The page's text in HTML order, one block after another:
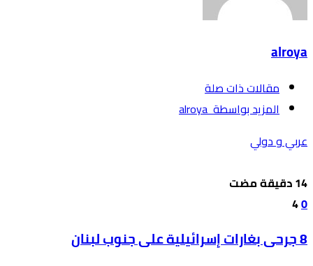
alroya
‫مقالات ذات صلة‬
‫‫المزيد بواسطة‬ ‬ alroya
عربي و دولي
0
4
8 جرحى بغارات إسرائيلية على جنوب لبنان